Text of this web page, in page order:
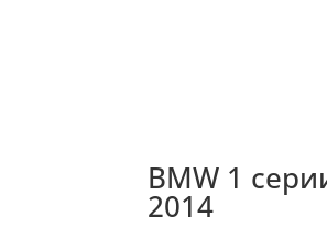
BMW 1
2014